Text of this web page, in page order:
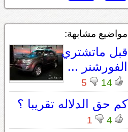
مواضيع مشابهة:
قبل ماتشتري
الفورشنر ...
14
5
كم حق الدلاله تقريبا ؟
4
1